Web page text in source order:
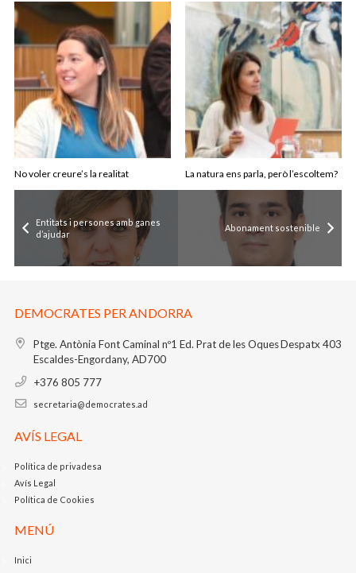
No voler creure’s la realitat La natura ens parla, però l’escoltem?
Entitats i persones amb ganes
d’ajudar
Abonament sostenible
DEMOCRATES PER ANDORRA
Ptge. Antònia Font Caminal nº1 Ed. Prat de les OquesDespatx 403
Escaldes-Engordany, AD700
+376 805 777
secretaria@democrates.ad
AVÍS LEGAL
Política de privadesa
Avís Legal
Política de Cookies
MENÚ
Inici